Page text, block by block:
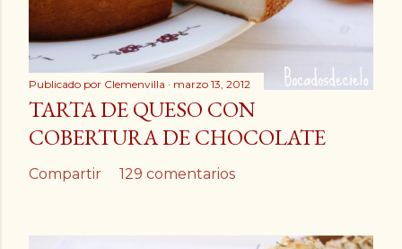
Publicado por Clemenvilla marzo 13, 2012
TARTA DE QUESO CON
COBERTURA DE CHOCOLATE
Compartir 129 comentarios